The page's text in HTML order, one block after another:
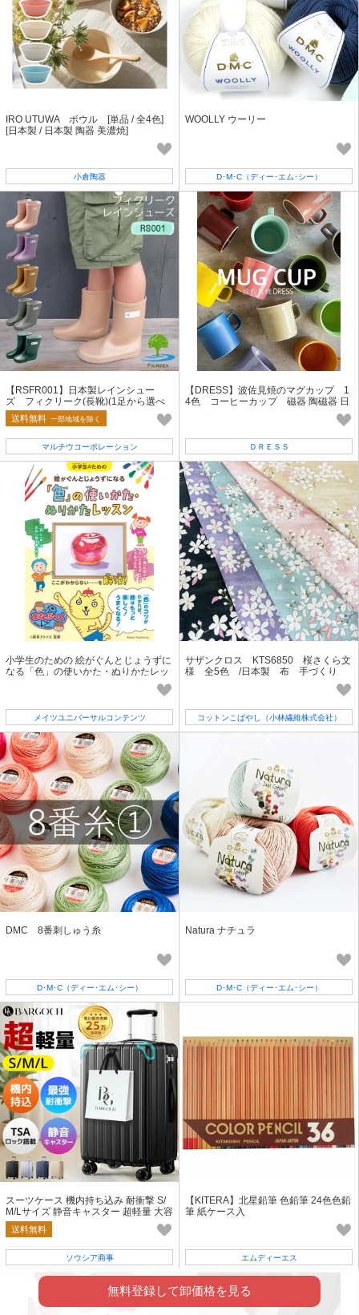
IRO UTUWA ボウル [単品 / 全4色]
[日本製 / 日本製 陶器 美濃焼]
小倉陶器
WOOLLY ウーリー
D･M･C（ディー･エム･シー）
【RSFR001】日本製レインシュー
ズ フィクリーク(長靴)(1足から選べ
る日本製レイン)
送料無料 一部地域を除く
マルチウコーポレーション
【DRESS】波佐見焼のマグカップ 1
4色 コーヒーカップ 磁器 陶磁器 日
ＤＲＥＳＳ
小学生のための 絵がぐんとじょうずに
なる「色」の使いかた・ぬりかたレッ
メイツユニバーサルコンテンツ
サザンクロス KTS6850 桜さくら文
様 全5色 /日本製 布 手づくり
コットンこばやし（小林繊維株式会社）
DMC 8番刺しゅう糸
D･M･C（ディー･エム･シー）
Natura ナチュラ
D･M･C（ディー･エム･シー）
スーツケース 機内持ち込み 耐衝撃 S/
M/Lサイズ 静音キャスター 超軽量 大容
量 TSAロック 360度回転
送料無料
ソウシア商事
【KITERA】北星鉛筆 色鉛筆 24色色鉛
筆 紙ケース入
エムディーエス
無料登録して卸価格を見る